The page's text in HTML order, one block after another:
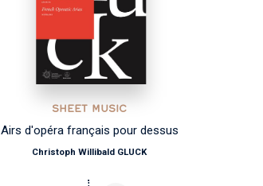
SHEET MUSIC
Airs d'opéra français pour dessus
Christoph Willibald GLUCK